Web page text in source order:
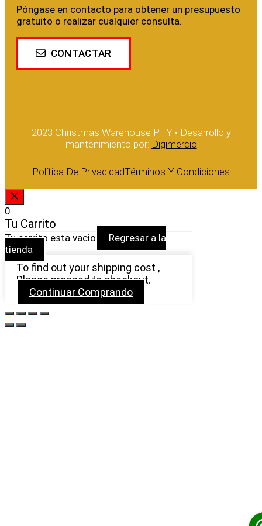
Póngase en contacto para obtener un presupuesto
gratuito o realizar cualquier consulta.
CONTACTAR
2023 Christmas Warehouse PTY • Desarrollo y
mantenimiento por: Digimercio
Política De PrivacidadTérminos Y Condiciones
CERRAR
0
Tu Carrito
Tu carrito esta vacio
Regresar a la
tienda
To find out your shipping cost ,
Please proceed to checkout.
Continuar Comprando